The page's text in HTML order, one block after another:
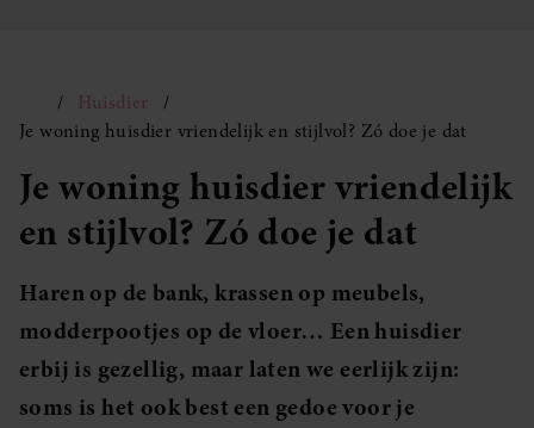
Huisdier
Je woning huisdier vriendelijk en stijlvol? Zó doe je dat
Je woning huisdier vriendelijk
en stijlvol? Zó doe je dat
Haren op de bank, krassen op meubels,
modderpootjes op de vloer… Een huisdier
erbij is gezellig, maar laten we eerlijk zijn:
soms is het ook best een gedoe voor je